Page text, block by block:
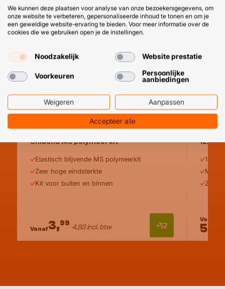
Unibond MS polymeerkit
Elastisch blijvende MS polymeerkit
Zeer hoge eindsterkte
Kit voor buiten en binnen
Vanaf3,99 4,83 incl. btw
12x
12x
Met
Zeer
Vanaf
55,
We kunnen deze plaatsen voor analyse van onze bezoekersgegevens, om
onze website te verbeteren, gepersonaliseerde inhoud te tonen en om je
een geweldige website-ervaring te bieden. Voor meer informatie over de
cookies die we gebruiken open je de instellingen.
Noodzakelijk Website prestatie
Voorkeuren
Persoonlijke
aanbiedingen
Weigeren Aanpassen
Accepteer alle